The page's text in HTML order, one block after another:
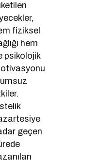
fiziksel
hem
psikolojik
geçen